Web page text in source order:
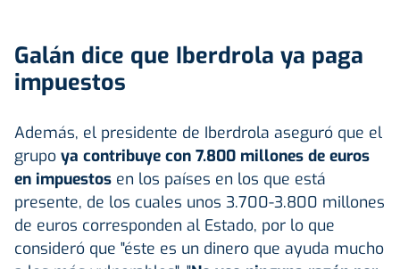
Galán dice que Iberdrola ya paga
impuestos
Además, el presidente de Iberdrola aseguró que el
grupo ya contribuye con 7.800 millones de euros
en impuestos en los países en los que está
presente, de los cuales unos 3.700-3.800 millones
de euros corresponden al Estado, por lo que
consideró que "éste es un dinero que ayuda mucho